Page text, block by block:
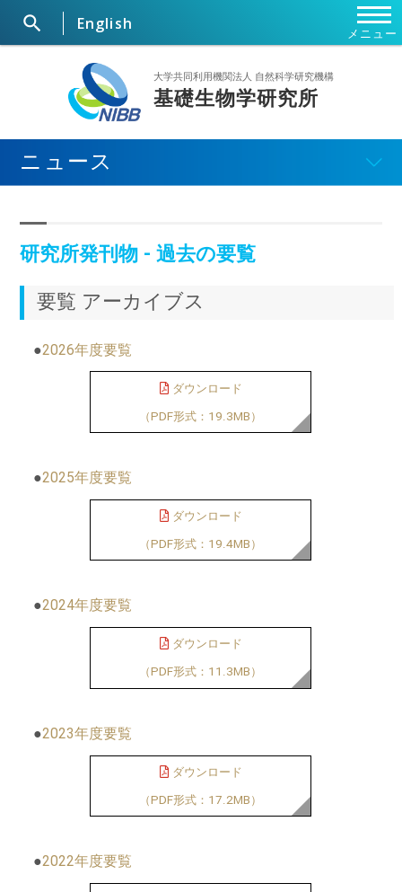
メニュー
研究所概要
ニュース
研究部門・施設
大学院
共同利用研究
人材募集
English

大学共同利用機関法人 自然科学研究機構
基礎生物学研究所
ニュース
研究所発刊物 - 過去の要覧
要覧 アーカイブス
●2026年度要覧
ダウンロード
（PDF形式：19.3MB）
●2025年度要覧
ダウンロード
（PDF形式：19.4MB）
●2024年度要覧
ダウンロード
（PDF形式：11.3MB）
●2023年度要覧
ダウンロード
（PDF形式：17.2MB）
●2022年度要覧